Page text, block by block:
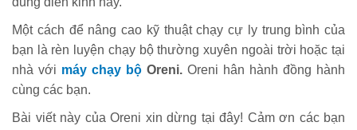
Một cách để nâng cao kỹ thuật chạy cự ly trung bình của
bạn là rèn luyện chạy bộ thường xuyên ngoài trời hoặc tại
nhà với máy chạy bộ Oreni. Oreni hân hành đồng hành
cùng các bạn.
Bài viết này của Oreni xin dừng tại đây! Cảm ơn các bạn